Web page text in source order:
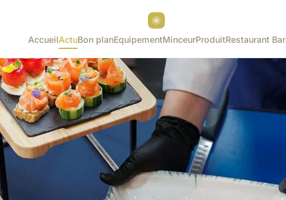
AccueilActuBon planEquipementMinceurProduitRestaurant Bar